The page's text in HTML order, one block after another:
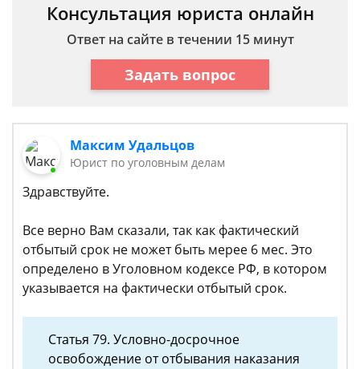
Консультация юриста онлайн
Ответ на сайте в течении 15 минут
Задать вопрос
Максим Удальцов
Юрист по уголовным делам
Здравствуйте.
Все верно Вам сказали, так как фактический
отбытый срок не может быть мерее 6 мес. Это
определено в Уголовном кодексе РФ, в котором
указывается на фактически отбытый срок.
Статья 79. Условно-досрочное
освобождение от отбывания наказания